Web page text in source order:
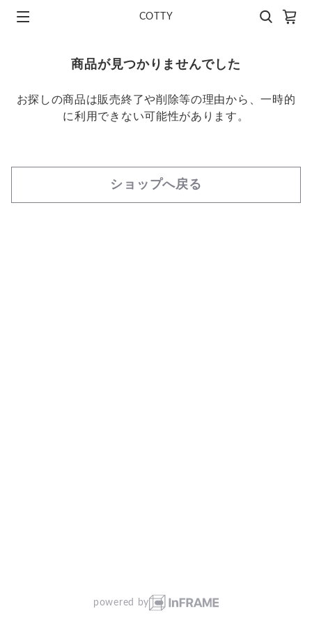
COTTY
商品が見つかりませんでした
お探しの商品は販売終了や削除等の理由から、一時的
に利用できない可能性があります。
ショップへ戻る
powered by